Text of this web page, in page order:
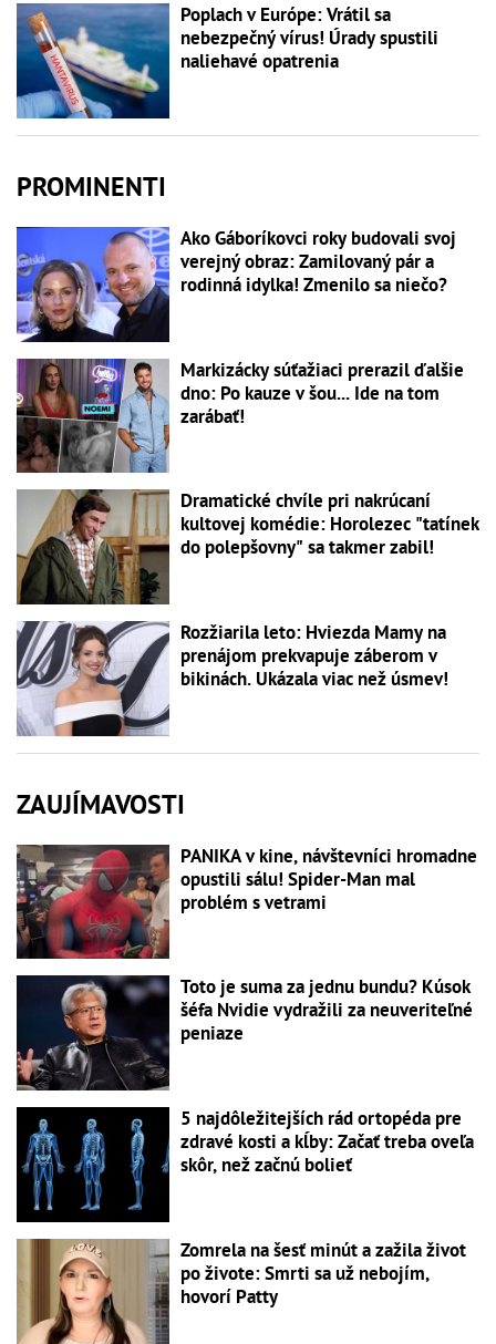
Poplach v Európe: Vrátil sa
nebezpečný vírus! Úrady spustili
naliehavé opatrenia
PROMINENTI
Ako Gáboríkovci roky budovali svoj
verejný obraz: Zamilovaný pár a
rodinná idylka! Zmenilo sa niečo?
Markizácky súťažiaci prerazil ďalšie
dno: Po kauze v šou... Ide na tom
zarábať!
Dramatické chvíle pri nakrúcaní
kultovej komédie: Horolezec "tatínek
do polepšovny" sa takmer zabil!
Rozžiarila leto: Hviezda Mamy na
prenájom prekvapuje záberom v
bikinách. Ukázala viac než úsmev!
ZAUJÍMAVOSTI
PANIKA v kine, návštevníci hromadne
opustili sálu! Spider-Man mal
problém s vetrami
Toto je suma za jednu bundu? Kúsok
šéfa Nvidie vydražili za neuveriteľné
peniaze
5 najdôležitejších rád ortopéda pre
zdravé kosti a kĺby: Začať treba oveľa
skôr, než začnú bolieť
Zomrela na šesť minút a zažila život
po živote: Smrti sa už nebojím,
hovorí Patty